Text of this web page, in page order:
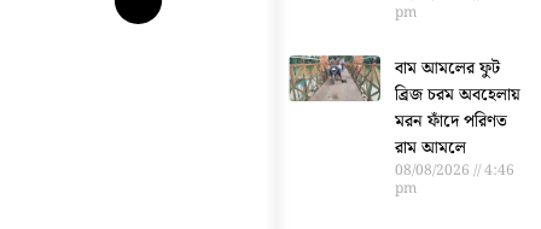
pm
বাম আমলের ফুট
ব্রিজ চরম অবহেলায়
মরন ফাঁদে পরিণত
রাম আমলে
08/08/2026 4:46
pm